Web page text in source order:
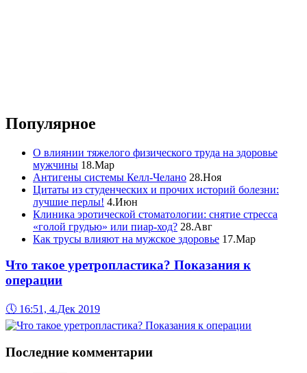
Популярное
О влиянии тяжелого физического труда на здоровье
мужчины 18.Мар
Антигены системы Келл-Челано 28.Ноя
Цитаты из студенческих и прочих историй болезни:
лучшие перлы! 4.Июн
Клиника эротической стоматологии: снятие стресса
«голой грудью» или пиар-ход? 28.Авг
Как трусы влияют на мужское здоровье 17.Мар
Что такое уретропластика? Показания к
операции
🕔 16:51, 4.Дек 2019
Последние комментарии